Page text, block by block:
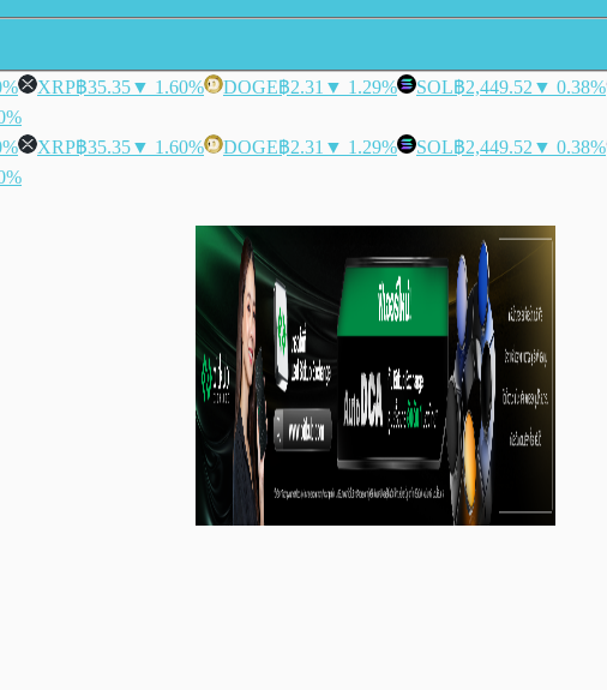
XRP฿35.35▼ 1.60% DOGE฿2.31 ▼ 1.29% SOL฿2,449.52 ▼ 0.38%
XRP฿35.35▼ 1.60% DOGE฿2.31 ▼ 1.29% SOL฿2,449.52 ▼ 0.38%